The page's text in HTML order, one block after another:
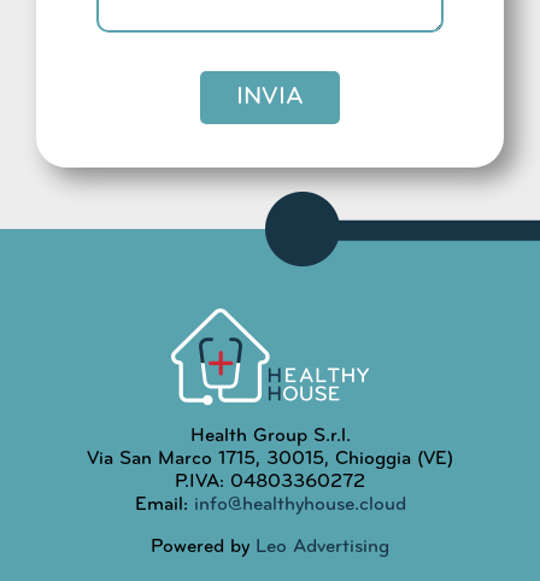
INVIA
Health Group S.r.l.
Via San Marco 1715, 30015, Chioggia (VE)
P.IVA: 04803360272
Email: info@healthyhouse.cloud
Powered by Leo Advertising